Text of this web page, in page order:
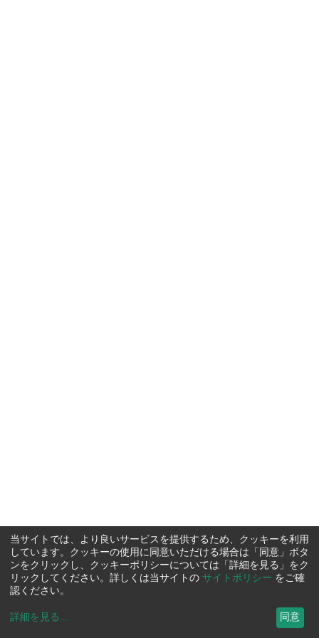
当サイトでは、より良いサービスを提供するため、クッキーを利用
しています。クッキーの使用に同意いただける場合は「同意」ボタ
ンをクリックし、クッキーポリシーについては「詳細を見る」をク
リックしてください。詳しくは当サイトの サイトポリシー をご確
認ください。
詳細を見る ... 同意